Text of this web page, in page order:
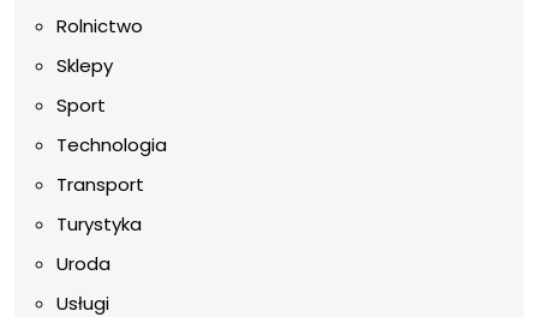
Rolnictwo
Sklepy
Sport
Technologia
Transport
Turystyka
Uroda
Usługi